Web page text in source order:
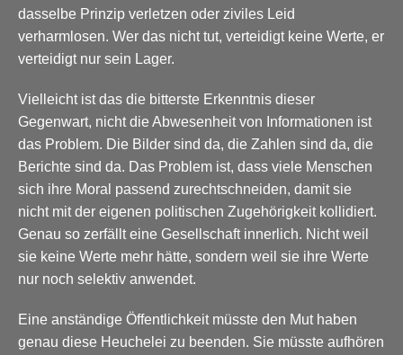
dasselbe Prinzip verletzen oder ziviles Leid
verharmlosen. Wer das nicht tut, verteidigt keine Werte, er
verteidigt nur sein Lager.
Vielleicht ist das die bitterste Erkenntnis dieser
Gegenwart, nicht die Abwesenheit von Informationen ist
das Problem. Die Bilder sind da, die Zahlen sind da, die
Berichte sind da. Das Problem ist, dass viele Menschen
sich ihre Moral passend zurechtschneiden, damit sie
nicht mit der eigenen politischen Zugehörigkeit kollidiert.
Genau so zerfällt eine Gesellschaft innerlich. Nicht weil
sie keine Werte mehr hätte, sondern weil sie ihre Werte
nur noch selektiv anwendet.
Eine anständige Öffentlichkeit müsste den Mut haben
genau diese Heuchelei zu beenden. Sie müsste aufhören